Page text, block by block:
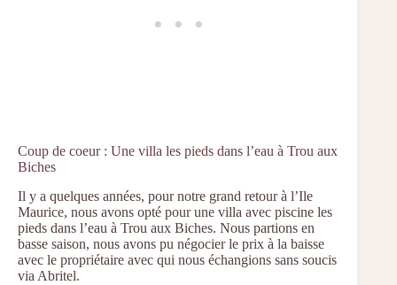
Coup de coeur : Une villa les pieds dans l’eau à Trou aux
Biches
Il y a quelques années, pour notre grand retour à l’Ile
Maurice, nous avons opté pour une villa avec piscine les
pieds dans l’eau à Trou aux Biches. Nous partions en
basse saison, nous avons pu négocier le prix à la baisse
avec le propriétaire avec qui nous échangions sans soucis
via Abritel.